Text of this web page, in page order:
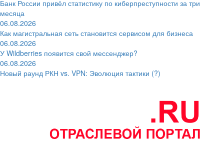
Банк России привёл статистику по киберпреступности за три
месяца
06.08.2026
Как магистральная сеть становится сервисом для бизнеса
06.08.2026
У Wildberries появится свой мессенджер?
06.08.2026
Новый раунд РКН vs. VPN: Эволюция тактики (?)